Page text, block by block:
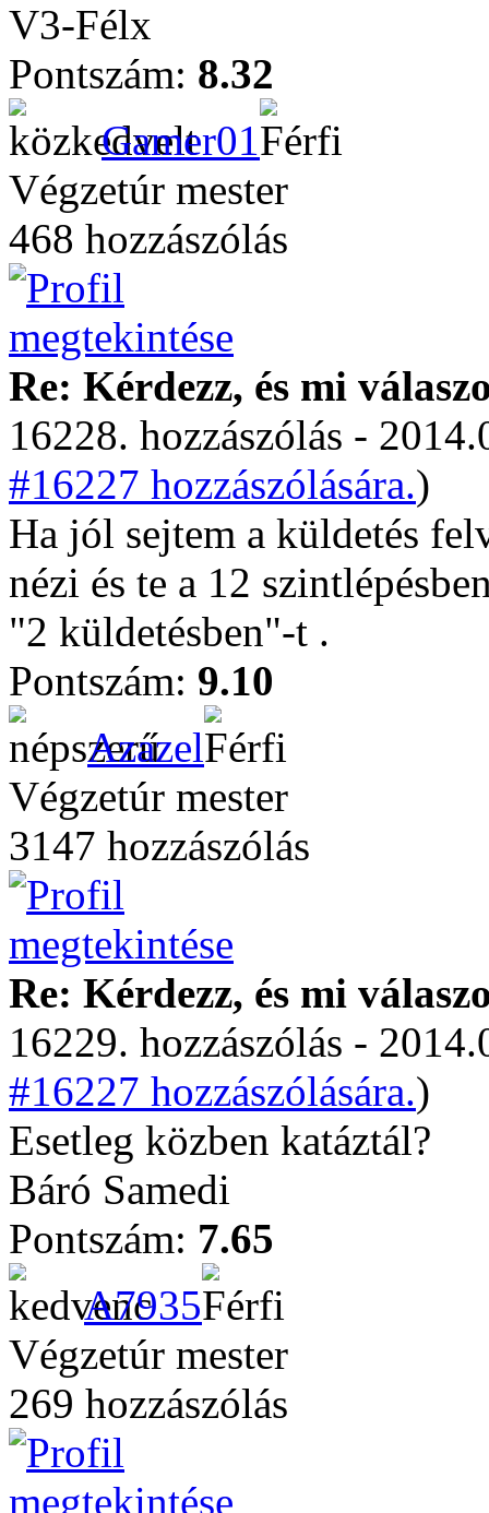
V3-Félx
Pontszám: 8.32
Gamer01
Végzetúr mester
468 hozzászólás
Re: Kérdezz, és mi
16228. hozzászólás -
#16227 hozzászólására.)
Ha jól sejtem a küldetés
nézi és te a 12
"2 küldetésben"-t .
Pontszám: 9.10
Azazel
Végzetúr mester
3147 hozzászólás
Re: Kérdezz, és mi
16229. hozzászólás -
#16227 hozzászólására.)
Esetleg közben katáztál?
Báró Samedi
Pontszám: 7.65
A7935
Végzetúr mester
269 hozzászólás